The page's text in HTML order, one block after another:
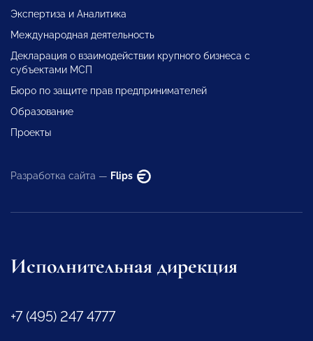
Экспертиза и Аналитика
Международная деятельность
Декларация о взаимодействии крупного бизнеса с
субъектами МСП
Бюро по защите прав предпринимателей
Образование
Проекты
Разработка сайта — Flips
Исполнительная дирекция
+7 (495) 247 4777